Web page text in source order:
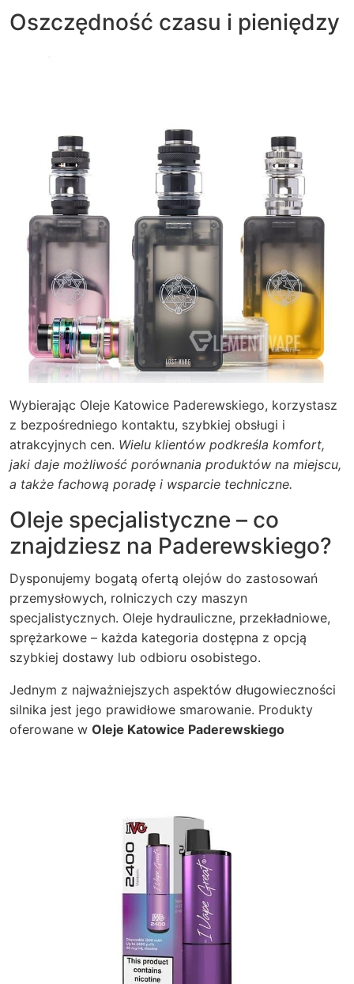
Oszczędność czasu i pieniędzy
Wybierając Oleje Katowice Paderewskiego, korzystasz
z bezpośredniego kontaktu, szybkiej obsługi i
atrakcyjnych cen. Wielu klientów podkreśla komfort,
jaki daje możliwość porównania produktów na miejscu,
a także fachową poradę i wsparcie techniczne.
Oleje specjalistyczne – co
znajdziesz na Paderewskiego?
Dysponujemy bogatą ofertą olejów do zastosowań
przemysłowych, rolniczych czy maszyn
specjalistycznych. Oleje hydrauliczne, przekładniowe,
sprężarkowe – każda kategoria dostępna z opcją
szybkiej dostawy lub odbioru osobistego.
Jednym z najważniejszych aspektów długowieczności
silnika jest jego prawidłowe smarowanie. Produkty
oferowane w Oleje Katowice Paderewskiego